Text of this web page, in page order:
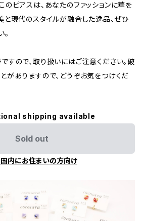
のピアスは、あなたのファッションに華を
と現代のスタイルが融合した逸品、ぜひ
ので、取り扱いにはご注意ください。破
がありますので、どうぞお気をつけくだ
shipping available
Sold out
内にお住まいの方向け